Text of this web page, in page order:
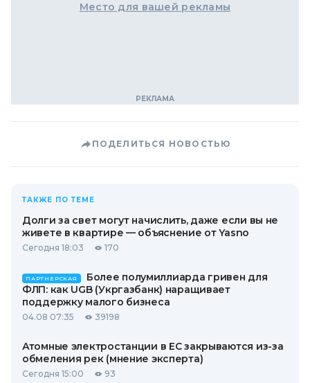
Место для вашей рекламы
ПОДЕЛИТЬСЯ НОВОСТЬЮ
ТАКЖЕ ПО ТЕМЕ
Долги за свет могут начислить, даже если вы не
живете в квартире — объяснение от Yasno
Сегодня 18:03 170
ПАРТНЕРСКАЯ
Более полумиллиарда гривен для
ФЛП: как UGB (Укргазбанк) наращивает
поддержку малого бизнеса
04.08 07:35 39198
Атомные электростанции в ЕС закрываются из-за
обмеления рек (мнение эксперта)
Сегодня 15:00 93